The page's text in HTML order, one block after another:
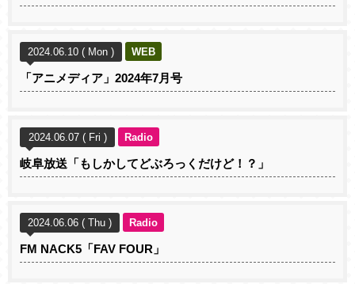
2024.06.10 ( Mon ) WEB
「アニメディア」2024年7月号
2024.06.07 ( Fri ) Radio
岐阜放送「もしかしてどぶろっくだけど！？」
2024.06.06 ( Thu ) Radio
FM NACK5「FAV FOUR」